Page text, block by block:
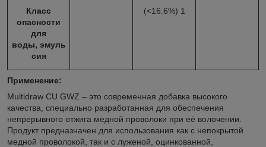
Класс
опасности
для
воды, эмуль
сия
(<16.6%) 1
Применение:
Multidraw CU GWZ – это современная добавка высокого
качества, специально разработанная для обеспечения
непрерывного отжига медной проволоки при её волочении.
Продукт предназначен для использования как с непокрытой
медной проволокой, так и с луженой, оцинкованной,